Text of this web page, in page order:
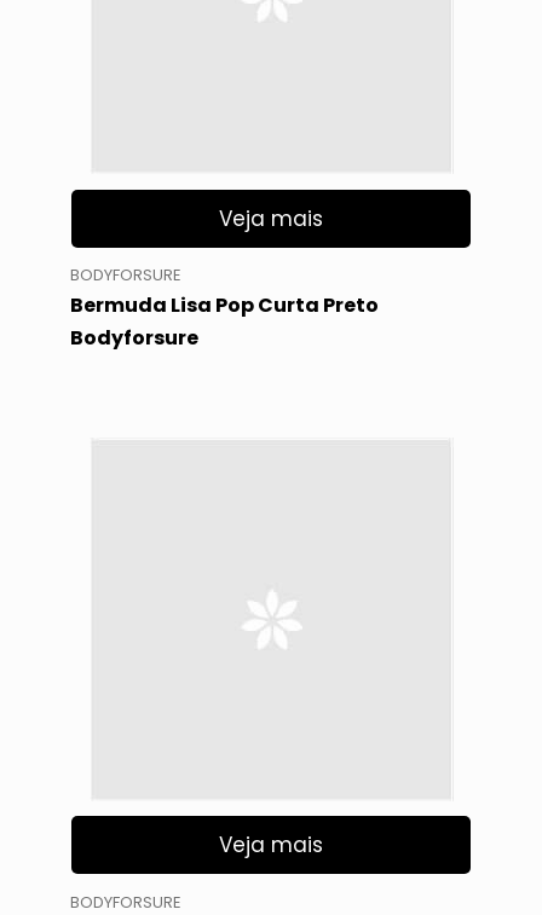
Veja mais
BODYFORSURE
Bermuda Lisa Pop Curta Preto
Bodyforsure
Veja mais
BODYFORSURE